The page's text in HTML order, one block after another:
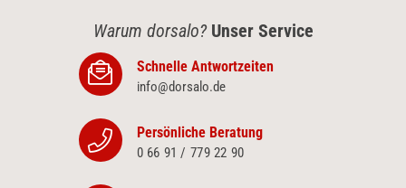
Warum dorsalo? Unser Service
Schnelle Antwortzeiten
info@dorsalo.de
Persönliche Beratung
0 66 91 / 779 22 90